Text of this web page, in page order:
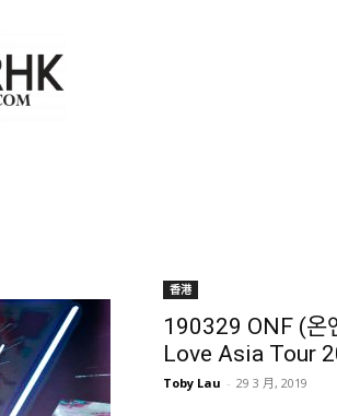
香港
190329 ONF (온
Love Asia Tour
Toby Lau - 29 3 月, 2019